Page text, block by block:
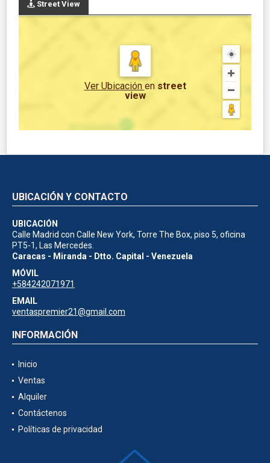
Street View
Ver Ubicación en street
view
UBICACIÓN Y CONTACTO
UBICACIÓN
Calle Madrid con Calle New York, Torre The Box, piso 5, oficina
PT5-1, Las Mercedes.
Caracas - Miranda - Dtto. Capital - Venezuela
MÓVIL
+584242071971
EMAIL
ventaspremier21@gmail.com
INFORMACIÓN
Inicio
Ventas
Alquiler
Contáctenos
Políticas de privacidad